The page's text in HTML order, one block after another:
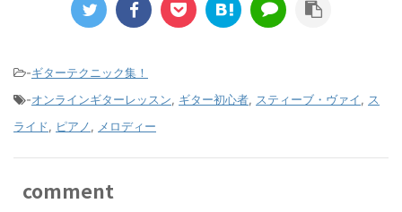
-ギターテクニック集！
-オンラインギターレッスン, ギター初心者, スティーブ・ヴァイ, ス
ライド, ピアノ, メロディー
comment